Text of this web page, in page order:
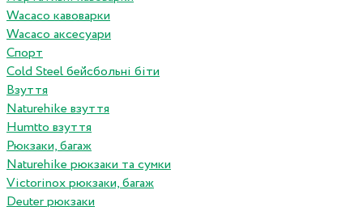
Wacaco кавоварки
Wacaco аксесуари
Спорт
Cold Steel бейсбольні біти
Взуття
Naturehike взуття
Humtto взуття
Рюкзаки, багаж
Naturehike рюкзаки та сумки
Victorinox рюкзаки, багаж
Deuter рюкзаки